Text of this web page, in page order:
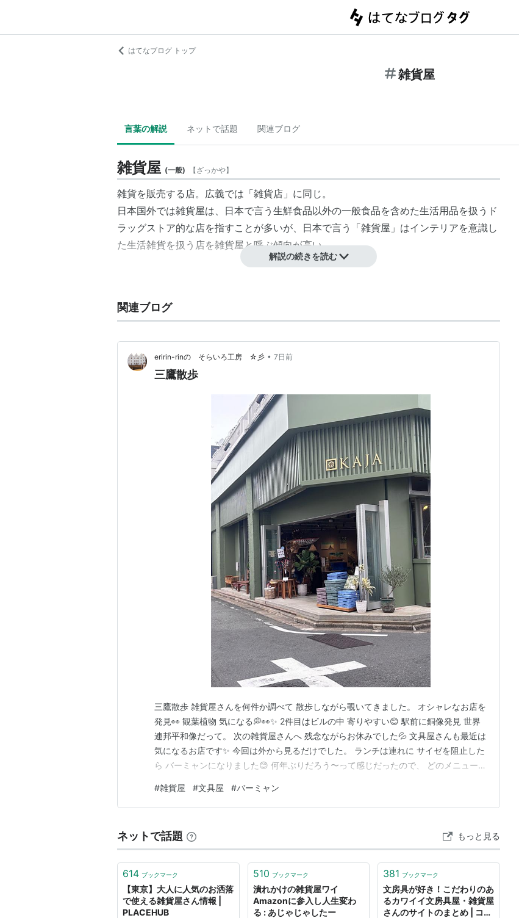
はてなブログ トップ
雑貨屋
言葉の解説 ネットで話題 関連ブログ
雑貨屋 (一般) 【ざっかや】
雑貨を販売する店。広義では「雑貨店 」に同じ。
日本国外では雑貨屋は、日本で言う生鮮食品以外の一般食品を含めた生活用品を扱う ド
ラッグストア的な店を指すことが多いが、日本で言う「雑貨屋」はインテリアを意識し
た生活雑貨を扱う店を雑貨屋と呼ぶ傾向が高い。
発売日:2008/06/01
クリック: 11回
この商品を含むブログ (10件) を見る
雑貨屋さんぽ 名古屋・愛知編
Points de tricot
出版社/メーカー:
リベラル社
発売日:2013/05/31
メディア:
単行本
購入: 2人 クリック: 16回
この商品を含むブログ (11件) を見る
雑貨屋さんぽ 神戸編 (雑貨屋さんぽシリーズ)
作者:
points de tricot
出版社/メーカー: リベラル社
発売日:2008/10/01
メディア:単行本
クリック: 10回
この商品を含むブログを見る
雑貨屋さんぽ 京都編
作者:points de tricot
出版社/メーカー:リベラル社
発売日:
2013/05/31
メディア: 単行本
クリック: 6回
この商品を含むブログ (8件) を見る
解説の続きを読む
関連ブログ
eririn-rinの そらいろ工房 ☆彡 • 7日前
三鷹散歩
三鷹散歩 雑貨屋さんを何件か調べて 散歩しながら覗いてきました。 オシャレなお店を
発見👀 観葉植物 気になる💭👀✨ 2件目はビルの中 寄りやすい😊 駅前に銅像発見 世界
連邦平和像だって。 次の雑貨屋さんへ 残念ながらお休みでした💦 文具屋さんも最近は
気になるお店です✨️ 今回は外から見るだけでした。 ランチは連れに サイゼを阻止した
ら バーミャンになりました😊 何年ぶりだろう〜って感じだったので、 どのメニューも
加中食べ物
#雑貨屋 #文具屋 #バーミャン
ネットで話題 もっと見る
614 ブックマーク
【東京】大人に人気のお洒落
で使える雑貨屋さん情報 |
PLACEHUB
510 ブックマーク
潰れかけの雑貨屋ワイ
Amazonに参入し人生変わ
る : あじゃじゃしたー
381 ブックマーク
文房具が好き！こだわりのあ
るカワイイ文房具屋・雑貨屋
さんのサイトのまとめ | コリ